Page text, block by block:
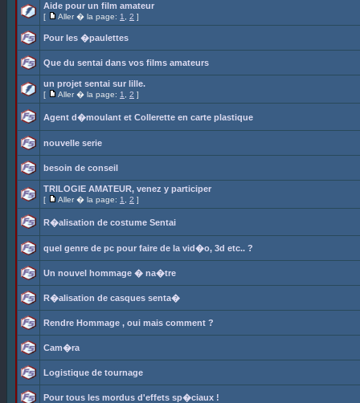
Aide pour un film amateur
[ Aller � la page: 1 2 ]
Pour les �paulettes
Que du sentai dans vos films amateurs
un projet sentai sur lille.
[ Aller � la page: 1 2 ]
Agent d�moulant et Collerette en carte plastique
nouvelle serie
besoin de conseil
TRILOGIE AMATEUR, venez y participer
[ Aller � la page: 1 2 ]
R�alisation de costume Sentai
quel genre de pc pour faire de la vid�o, 3d etc.. ?
Un nouvel hommage � na�tre
R�alisation de casques senta�
Rendre Hommage , oui mais comment ?
Cam�ra
Logistique de tournage
Pour tous les mordus d'effets sp�ciaux !